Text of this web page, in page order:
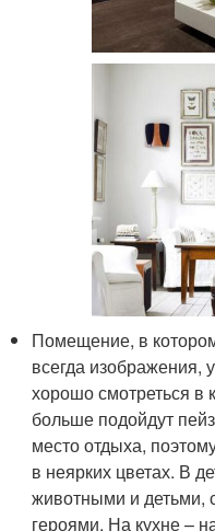
Помещение, в
всегда изображения,
хорошо смотреться в
больше подойдут
место отдыха,
в неярких цветах. В
животными и детьми,
героями. На кухне –